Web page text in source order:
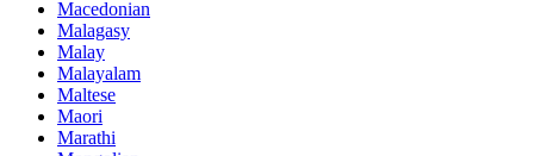
Macedonian
Malagasy
Malay
Malayalam
Maltese
Maori
Marathi